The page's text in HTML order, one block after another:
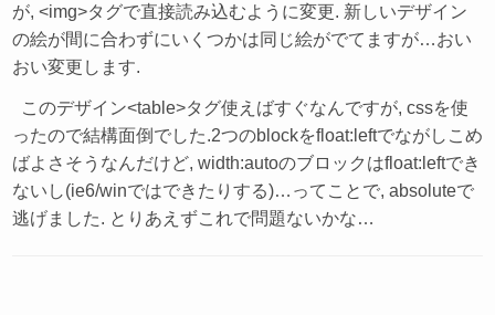
が, <img>タグで直接読み込むように変更. 新しいデザイン
の絵が間に合わずにいくつかは同じ絵がでてますが…おい
おい変更します.
このデザイン<table>タグ使えばすぐなんですが, cssを使
ったので結構面倒でした.2つのblockをfloat:leftでながしこめ
ばよさそうなんだけど, width:autoのブロックはfloat:leftでき
ないし(ie6/winではできたりする)…ってことで, absoluteで
逃げました. とりあえずこれで問題ないかな…